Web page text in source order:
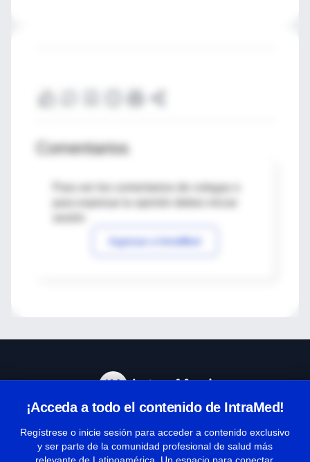
Comentarios
Para ver los comentarios de colegas o
Ingresar a IntraMed
¡Acceda a todo el contenido de IntraMed!
Regístrese o inicie sesión para acceder a contenido exclusivo
y ser parte de la comunidad profesional de salud más